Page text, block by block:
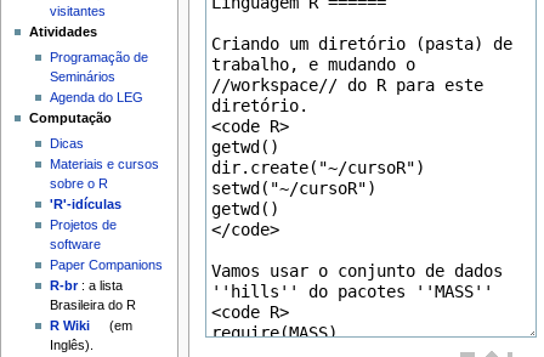
visitantes
Atividades
Programação de
Seminários
Agenda do LEG
Computação
Dicas
Materiais e cursos
sobre o R
'R'-idículas
Projetos de
software
Paper Companions
R-br: a lista
Brasileira do R
R Wiki
(em
Inglês).